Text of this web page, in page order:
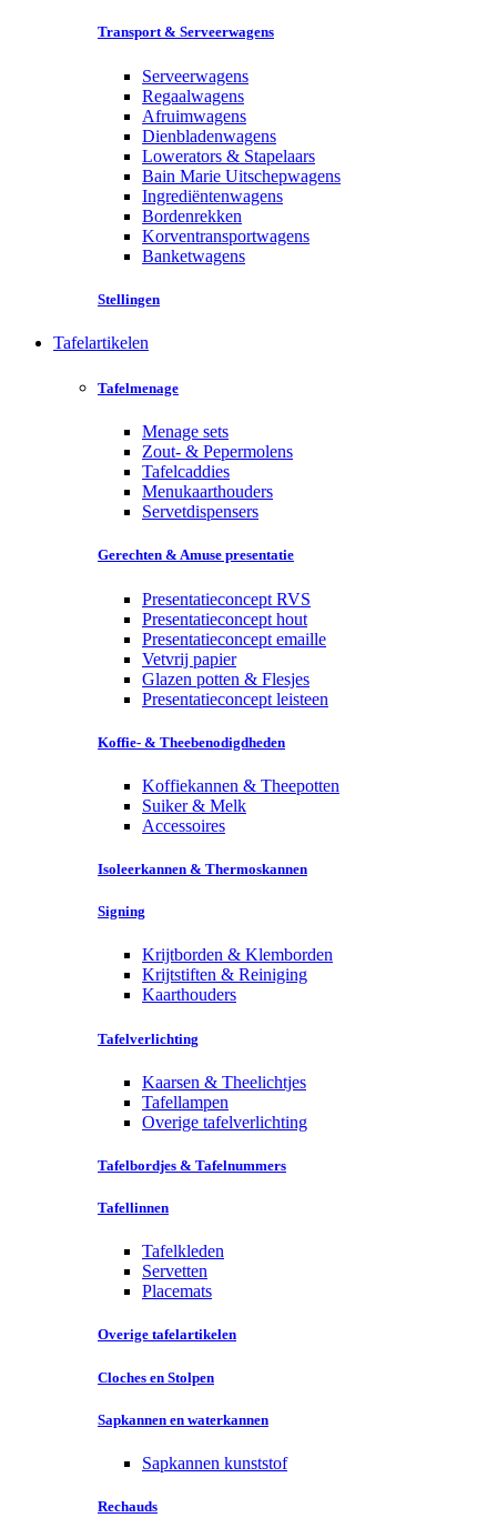
Transport & Serveerwagens
Serveerwagens
Regaalwagens
Afruimwagens
Dienbladenwagens
Lowerators & Stapelaars
Bain Marie Uitschepwagens
Ingrediëntenwagens
Bordenrekken
Korventransportwagens
Banketwagens
Stellingen
Tafelartikelen
Tafelmenage
Menage sets
Zout- & Pepermolens
Tafelcaddies
Menukaarthouders
Servetdispensers
Gerechten & Amuse presentatie
Presentatieconcept RVS
Presentatieconcept hout
Presentatieconcept emaille
Vetvrij papier
Glazen potten & Flesjes
Presentatieconcept leisteen
Koffie- & Theebenodigdheden
Koffiekannen & Theepotten
Suiker & Melk
Accessoires
Isoleerkannen & Thermoskannen
Signing
Krijtborden & Klemborden
Krijtstiften & Reiniging
Kaarthouders
Tafelverlichting
Kaarsen & Theelichtjes
Tafellampen
Overige tafelverlichting
Tafelbordjes & Tafelnummers
Tafellinnen
Tafelkleden
Servetten
Placemats
Overige tafelartikelen
Cloches en Stolpen
Sapkannen en waterkannen
Sapkannen kunststof
Rechauds